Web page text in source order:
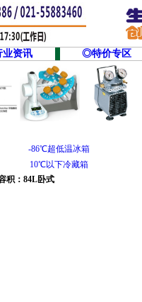
资讯 ◎特价专区
-86℃超低温冰箱
10℃以下冷藏箱
积：84L卧式